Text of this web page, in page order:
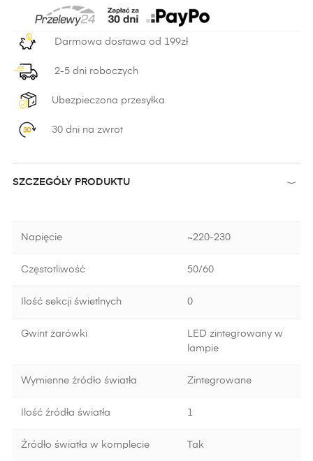
Darmowa dostawa od 199zł
2-5 dni roboczych
Ubezpieczona przesyłka
30 dni na zwrot
SZCZEGÓŁY PRODUKTU
Napięcie ~220-230
Częstotliwość 50/60
Ilość sekcji świetlnych 0
Gwint żarówki
LED zintegrowany w
lampie
Wymienne źródło światła Zintegrowane
Ilość źródła światła 1
Źródło światła w komplecie Tak